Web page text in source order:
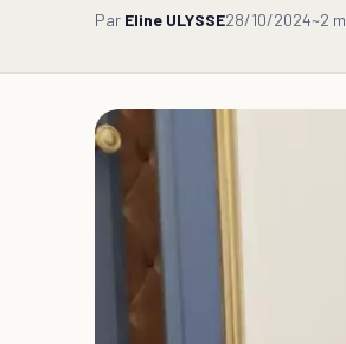
Par Eline ULYSSE28/10/2024~2